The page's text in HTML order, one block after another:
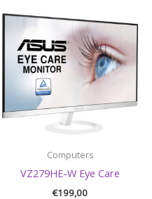
Computers
VZ279HE-W Eye Care
€199,00